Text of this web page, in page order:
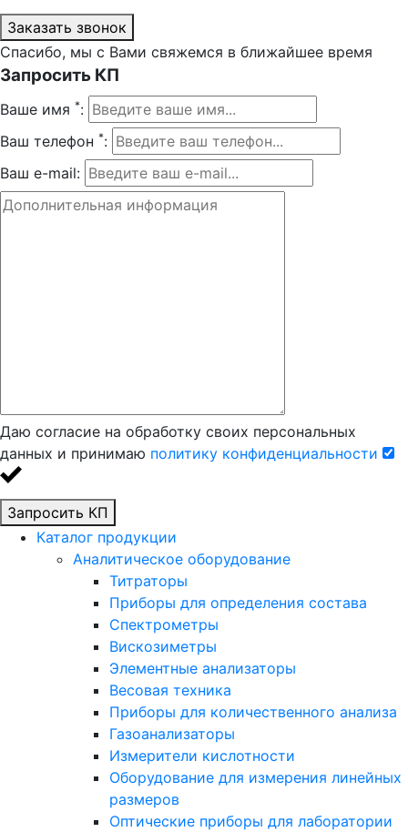
Заказать звонок
Спасибо, мы с Вами свяжемся в ближайшее время
Запросить КП
Ваше имя *:
Ваш телефон *:
Ваш e-mail:
Даю согласие на обработку своих персональных
данных и принимаю политику конфиденциальности
Запросить КП
Каталог продукции
Аналитическое оборудование
Титраторы
Приборы для определения состава
Спектрометры
Вискозиметры
Элементные анализаторы
Весовая техника
Приборы для количественного анализа
Газоанализаторы
Измерители кислотности
Оборудование для измерения линейных
размеров
Оптические приборы для лаборатории